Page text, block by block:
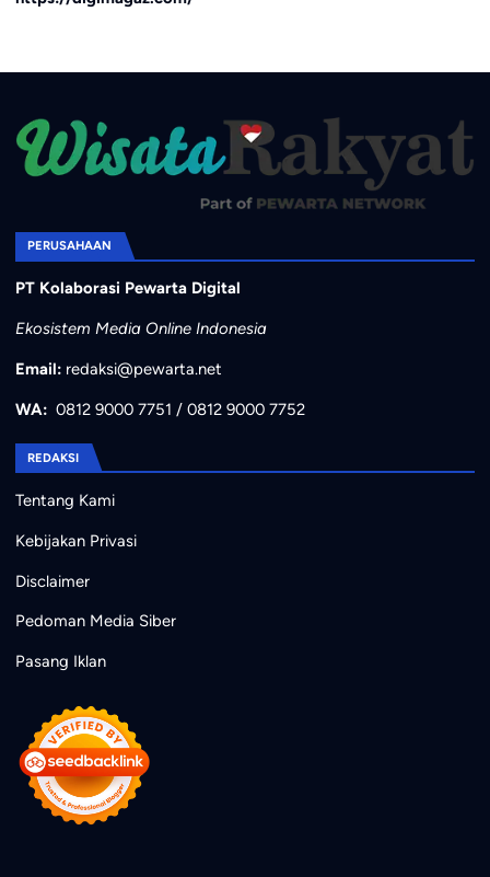
PERUSAHAAN
PT Kolaborasi Pewarta Digital
Ekosistem Media Online Indonesia
Email: redaksi@pewarta.net
WA: 0812 9000 7751 / 0812 9000 7752
REDAKSI
Tentang Kami
Kebijakan Privasi
Disclaimer
Pedoman Media Siber
Pasang Iklan